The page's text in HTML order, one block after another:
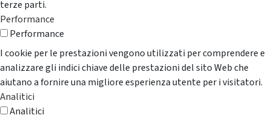
terze parti.
Performance
Performance
I cookie per le prestazioni vengono utilizzati per comprendere e
analizzare gli indici chiave delle prestazioni del sito Web che
aiutano a fornire una migliore esperienza utente per i visitatori.
Analitici
Analitici